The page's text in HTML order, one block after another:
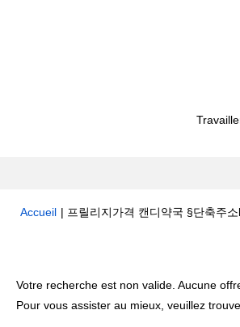
Accueil | 프릴리지가격 캔디약국 §단축주
Votre recherche est non valide. Aucune
Pour vous assister au mieux, veuillez